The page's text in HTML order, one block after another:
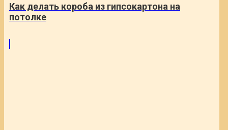
Как делать короба из гипсокартона на
потолке